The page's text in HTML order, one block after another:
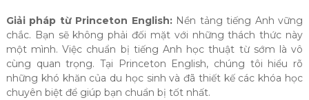
Giải pháp từ Princeton English:Nền tảng tiếng Anh vững
chắc. Bạn sẽ không phải đối mặt với những thách thức này
một mình. Việc chuẩn bị tiếng Anh học thuật từ sớm là vô
cùng quan trọng. Tại Princeton English, chúng tôi hiểu rõ
những khó khăn của du học sinh và đã thiết kế các khóa học
chuyên biệt để giúp bạn chuẩn bị tốt nhất.